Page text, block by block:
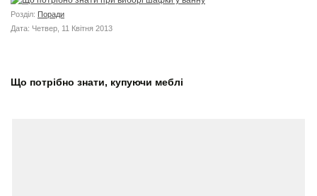
Розділ: Поради
Дата: Четвер, 11 Квітня 2013
Що потрібно знати, купуючи меблі